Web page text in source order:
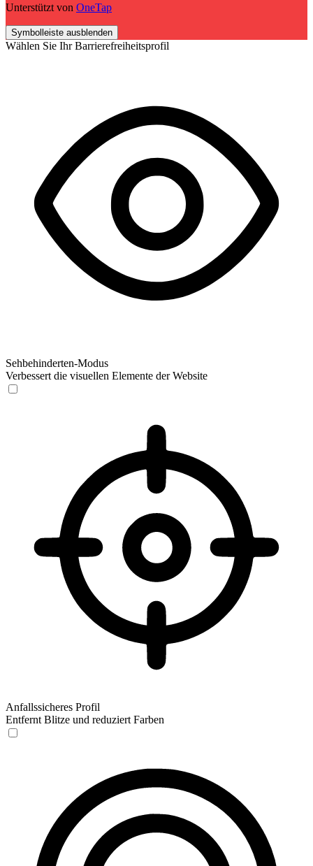
Unterstützt von OneTap
Symbolleiste ausblenden
Wählen Sie Ihr Barrierefreiheitsprofil
Sehbehinderten-Modus
Verbessert die visuellen Elemente der Website
Anfallssicheres Profil
Entfernt Blitze und reduziert Farben